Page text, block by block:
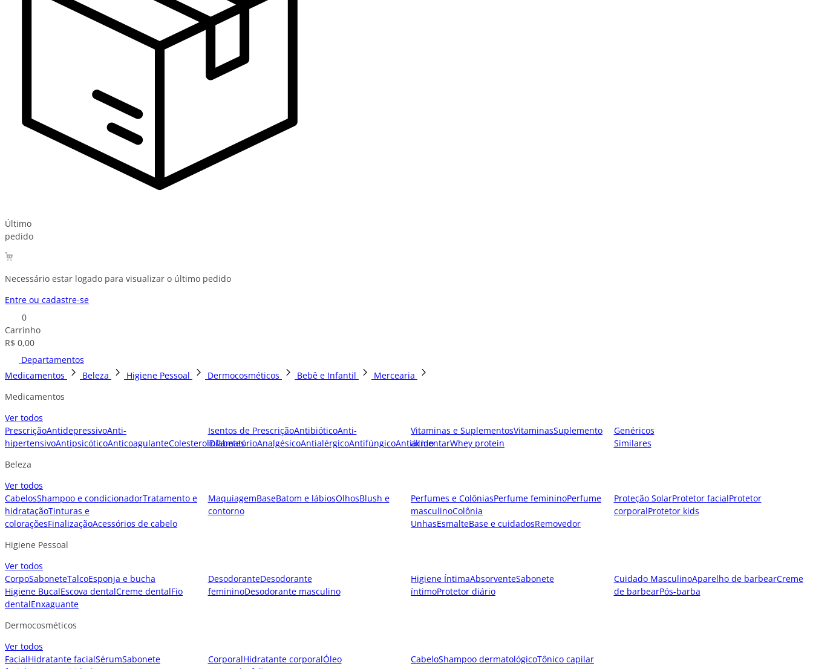
Último
pedido
Necessário estar logado para visualizar o último pedido
Entre ou cadastre-se
0
Carrinho
R$ 0,00
Departamentos
Medicamentos
Beleza Higiene Pessoal Dermocosméticos Bebê e Infantil
Mercearia
Medicamentos
Ver todos
PrescriçãoAntidepressivoAnti-
hipertensivoAntipsicóticoAnticoagulanteColesterolDiabetes
Isentos de PrescriçãoAntibióticoAnti-
inflamatórioAnalgésicoAntialérgicoAntifúngicoAntiácido
Vitaminas e SuplementosVitaminasSuplemento
alimentarWhey protein
Genéricos
Similares
Beleza
Ver todos
CabelosShampoo e condicionadorTratamento e
hidrataçãoTinturas e
coloraçõesFinalizaçãoAcessórios de cabelo
MaquiagemBaseBatom e lábiosOlhosBlush e
contorno
Perfumes e ColôniasPerfume femininoPerfume
masculinoColônia
UnhasEsmalteBase e cuidadosRemovedor
Proteção SolarProtetor facialProtetor
corporalProtetor kids
Higiene Pessoal
Ver todos
CorpoSaboneteTalcoEsponja e bucha
Higiene BucalEscova dentalCreme dentalFio
dentalEnxaguante
DesodoranteDesodorante
femininoDesodorante masculino
Higiene ÍntimaAbsorventeSabonete
íntimoProtetor diário
Cuidado MasculinoAparelho de barbearCreme
de barbearPós-barba
Dermocosméticos
Ver todos
FacialHidratante facialSérumSabonete
CorporalHidratante corporalÓleo
CabeloShampoo dermatológicoTônico capilar